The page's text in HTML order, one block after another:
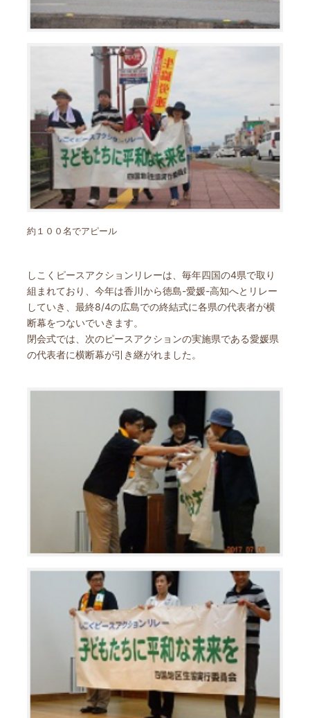
約１００名でアピール
しこくピースアクションリレーは、毎年四国の4県で取り
組まれており、今年は香川から徳島-愛媛-高知へとリレー
していき、最終8/4の広島での終結式に各県の代表者が横
断幕をつないでいきます。
閉会式では、次のピースアクションの実施県である愛媛県
の代表者に横断幕が引き継がれました。